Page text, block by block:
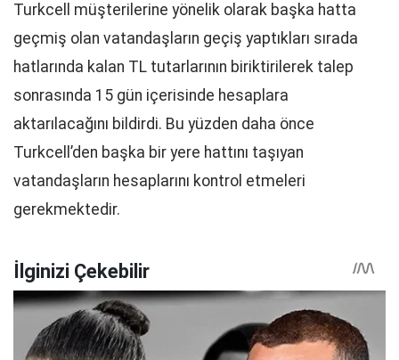
Turkcell müşterilerine yönelik olarak başka hatta
geçmiş olan vatandaşların geçiş yaptıkları sırada
hatlarında kalan TL tutarlarının biriktirilerek talep
sonrasında 15 gün içerisinde hesaplara
aktarılacağını bildirdi. Bu yüzden daha önce
Turkcell’den başka bir yere hattını taşıyan
vatandaşların hesaplarını kontrol etmeleri
gerekmektedir.